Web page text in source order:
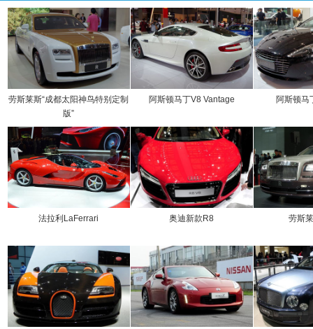
劳斯莱斯“成都太阳神鸟特别定制
版”
阿斯顿马丁V8 Vantage 阿斯顿马
法拉利LaFerrari 奥迪新款R8 劳斯